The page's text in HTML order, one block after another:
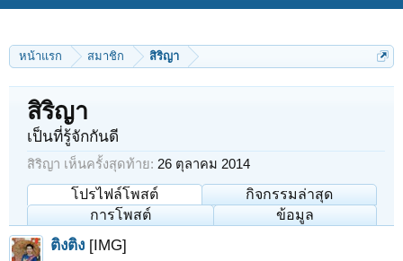
หน้าแรก สมาชิก สิริญา
สิริญา
เป็นที่รู้จักกันดี
สิริญา เห็นครั้งสุดท้าย: 26 ตุลาคม 2014
โปรไฟล์โพสต์
กิจกรรมล่าสุด
การโพสต์
ข้อมูล
ติงติง [IMG]